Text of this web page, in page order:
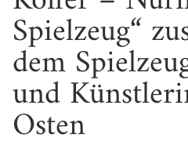
Spielzeug“
dem
und
Osten